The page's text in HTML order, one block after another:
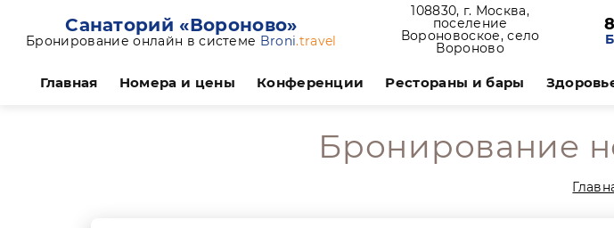
Санаторий «Вороново»
Бронирование онлайн в системе Broni.travel
108830, г. Москва,
поселение
Вороновоское, село
Вороново
Главная Номера и цены Конференции Рестораны и бары
Бронирование